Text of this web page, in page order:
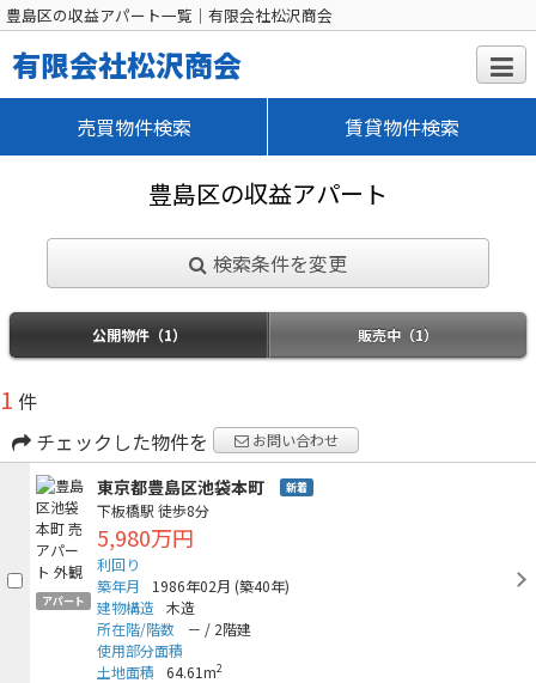
豊島区の収益アパート一覧｜有限会社松沢商会
有限会社松沢商会
売買物件検索 賃貸物件検索
豊島区の収益アパート
検索条件を変更
公開物件（1） 販売中（1）
1 件
チェックした物件を
お問い合わせ
アパート
東京都豊島区池袋本町 新着
下板橋駅 徒歩8分
5,980万円
利回り
築年月
1986年02月 (築40年)
建物構造 木造
所在階/階数
－ / 2階建
使用部分面積
土地面積
64.61m2